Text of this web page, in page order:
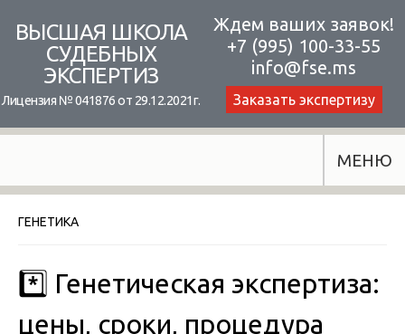
content
ВЫСШАЯ ШКОЛА
СУДЕБНЫХ
ЭКСПЕРТИЗ
Лицензия № 041876 от 29.12.2021г.
Ждем ваших заявок!
+7 (995) 100-33-55
info@fse.ms
Заказать экспертизу
МЕНЮ
ГЕНЕТИКА
*️⃣ Генетическая экспертиза:
цены, сроки, процедура